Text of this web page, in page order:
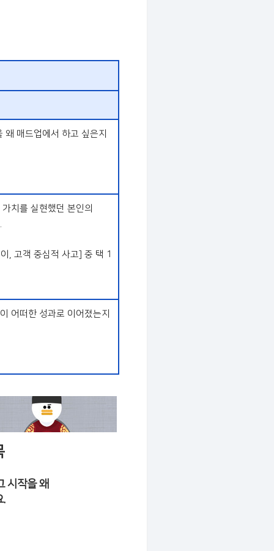
매드업에서 하고 싶은지
치를 실현했던 본인의
, 고객 중심적 사고] 중 택 1
어떠한 성과로 이어졌는지
시작을 왜
.